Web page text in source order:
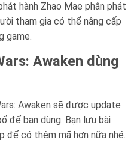
hành Zhao Mae phân phát
tham gia có thể nâng cấp
game.
Awaken dùng
Awaken sẽ được update
để bạn dùng. Bạn lưu bài
để có thêm mã hơn nữa nhé.